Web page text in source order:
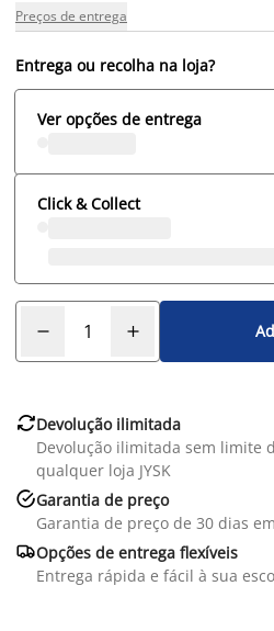
Preços de entrega
Entrega ou recolha na loja?
Ver opções de entrega
Click & Collect
Devolução ilimitada
Devolução ilimitada sem limite
qualquer loja JYSK
Garantia de preço
Garantia de preço de 30 dias
Opções de entrega flexíveis
Entrega rápida e fácil à sua